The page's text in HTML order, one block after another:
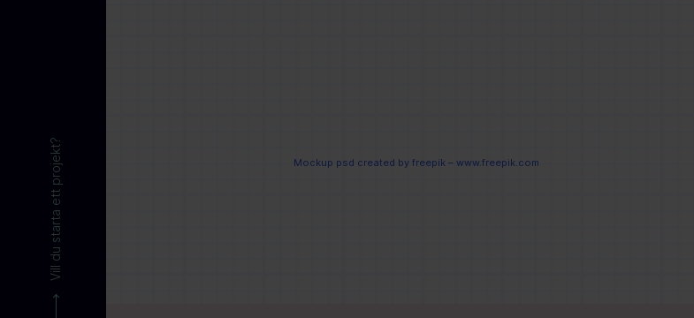
Vill du starta ett projekt? Mockup psd created by freepik – www.freepik.com